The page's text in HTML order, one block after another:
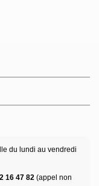
du lundi au vendredi
16 47 82 (appel non